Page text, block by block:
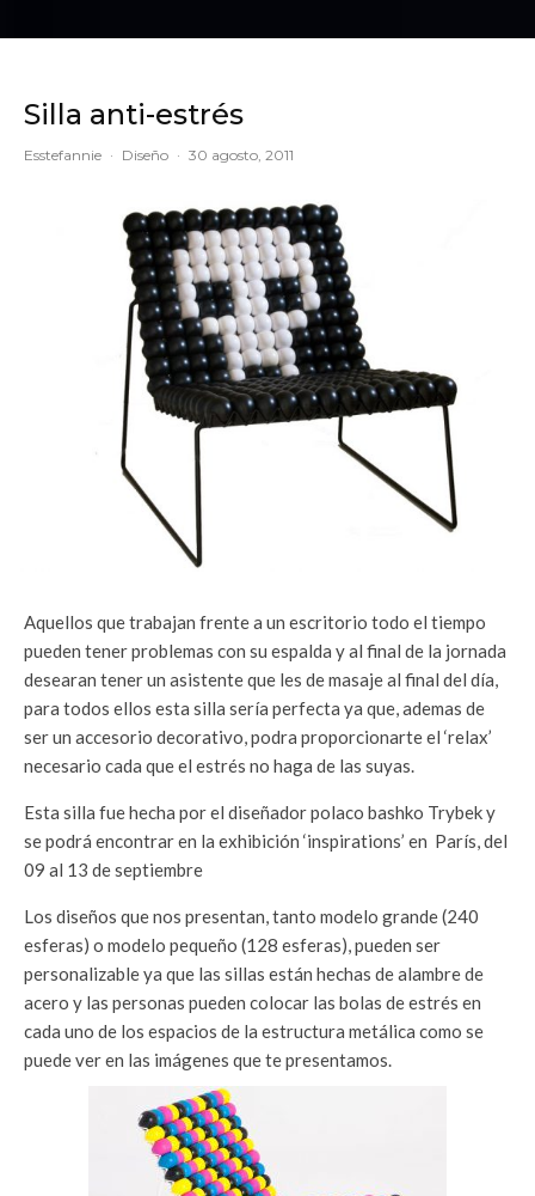
Silla anti-estrés
Esstefannie · Diseño · 30 agosto, 2011
Aquellos que trabajan frente a un escritorio todo el tiempo
pueden tener problemas con su espalda y al final de la jornada
desearan tener un asistente que les de masaje al final del día,
para todos ellos esta silla sería perfecta ya que, ademas de
ser un accesorio decorativo, podra proporcionarte el ‘relax’
necesario cada que el estrés no haga de las suyas.
Esta silla fue hecha por el diseñador polaco bashko Trybek y
se podrá encontrar en la exhibición ‘inspirations’ en París, del
09 al 13 de septiembre
Los diseños que nos presentan, tanto modelo grande (240
esferas) o modelo pequeño (128 esferas), pueden ser
personalizable ya que las sillas están hechas de alambre de
acero y las personas pueden colocar las bolas de estrés en
cada uno de los espacios de la estructura metálica como se
puede ver en las imágenes que te presentamos.